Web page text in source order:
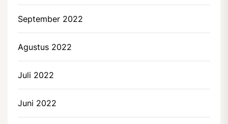
September 2022
Agustus 2022
Juli 2022
Juni 2022